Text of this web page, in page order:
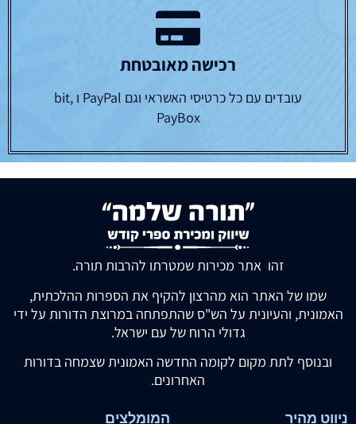
רכישה מאובטחת
עובדים עם כל כרטיסי האשראי וגם PayPal ו bit,
PayBox
זהו אתר מכירות שמטרתו להרבות תורה.
שמו של האתר הוא מהרצון להקיף את הספרות ההלכתית,
האמונית, והעיונית על הש"ס שהתפתחה במרוצת הדורות על ידי
גדולי הרוח של עם ישראל.
ובנוסף לתת מקום לקומה החדשה האמונית שצמחה בדורות
האחרונים.
ניווט מהיר המומלצים